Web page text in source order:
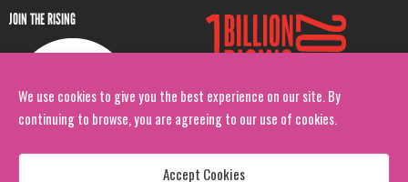
We use cookies to give you the best experience on our site. By
continuing to browse, you are agreeing to our use of cookies.
Accept Cookies
JOIN THE RISING